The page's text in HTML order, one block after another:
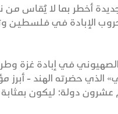
أخطر بما لا يُقاس من
الإبادة في فلسطين
في إبادة غزة
الذي حضرته الهند -
عشرون دولة؛ ليكون